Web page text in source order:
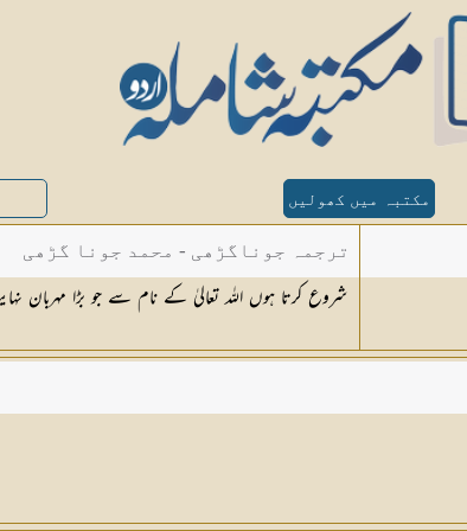
مکتبہ میں کھولیں
ترجمہ جوناگڑھی - محمد جونا گڑھی
شروع کرتا ہوں اللہ تعالیٰ کے نام سے جو بڑا مہربان